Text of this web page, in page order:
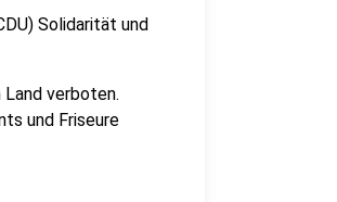
Solidarität und
Land verboten.
und Friseure